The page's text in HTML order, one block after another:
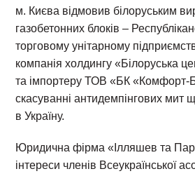
м. Києва відмовив білоруським
газобетонних блоків –
торговому унітарному
компанія холдингу «Білоруська
та імпортеру ТОВ «БК «Комфорт-
скасуванні антидемпінгових мит
в Україну.
Юридична фірма «Ілляшев та
інтереси членів Всеукраїнської